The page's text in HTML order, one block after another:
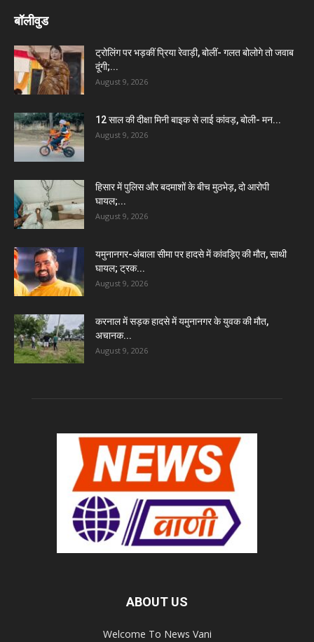
बॉलीवुड
ट्रोलिंग पर भड़कीं प्रिया रेवाड़ी, बोलीं- गलत बोलोगे तो जवाब
दूंगी;...
August 9, 2026
12 साल की दीक्षा मिनी बाइक से लाई कांवड़, बोली- मन...
August 9, 2026
हिसार में पुलिस और बदमाशों के बीच मुठभेड़, दो आरोपी
घायल;...
August 9, 2026
यमुनानगर-अंबाला सीमा पर हादसे में कांवड़िए की मौत, साथी
घायल; ट्रक...
August 9, 2026
करनाल में सड़क हादसे में यमुनानगर के युवक की मौत,
अचानक...
August 9, 2026
ABOUT US
Welcome To News Vani